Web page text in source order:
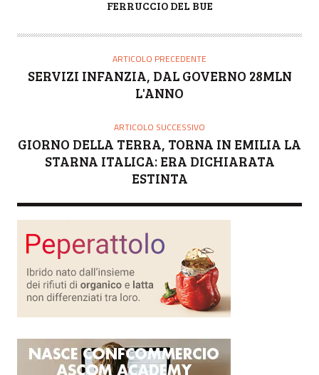
T
FERRUCCIO DEL BUE
ARTICOLO PRECEDENTE
SERVIZI INFANZIA, DAL GOVERNO 28MLN
L'ANNO
ARTICOLO SUCCESSIVO
GIORNO DELLA TERRA, TORNA IN EMILIA LA
STARNA ITALICA: ERA DICHIARATA
ESTINTA